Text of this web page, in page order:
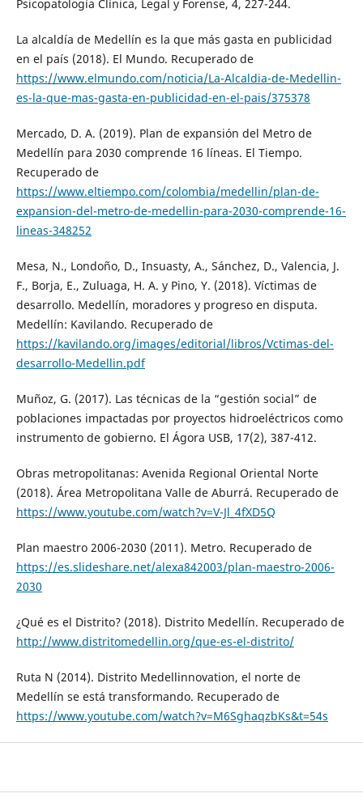
Psicopatología Clínica, Legal y Forense, 4, 227-244.
La alcaldía de Medellín es la que más gasta en publicidad
en el país (2018). El Mundo. Recuperado de
https://www.elmundo.com/noticia/La-Alcaldia-de-Medellin-
es-la-que-mas-gasta-en-publicidad-en-el-pais/375378
Mercado, D. A. (2019). Plan de expansión del Metro de
Medellín para 2030 comprende 16 líneas. El Tiempo.
Recuperado de
https://www.eltiempo.com/colombia/medellin/plan-de-
expansion-del-metro-de-medellin-para-2030-comprende-16-
lineas-348252
Mesa, N., Londoño, D., Insuasty, A., Sánchez, D., Valencia, J.
F., Borja, E., Zuluaga, H. A. y Pino, Y. (2018). Víctimas de
desarrollo. Medellín, moradores y progreso en disputa.
Medellín: Kavilando. Recuperado de
https://kavilando.org/images/editorial/libros/Vctimas-del-
desarrollo-Medellin.pdf
Muñoz, G. (2017). Las técnicas de la “gestión social” de
poblaciones impactadas por proyectos hidroeléctricos como
instrumento de gobierno. El Ágora USB, 17(2), 387-412.
Obras metropolitanas: Avenida Regional Oriental Norte
(2018). Área Metropolitana Valle de Aburrá. Recuperado de
https://www.youtube.com/watch?v=V-Jl_4fXD5Q
Plan maestro 2006-2030 (2011). Metro. Recuperado de
https://es.slideshare.net/alexa842003/plan-maestro-2006-
2030
¿Qué es el Distrito? (2018). Distrito Medellín. Recuperado de
http://www.distritomedellin.org/que-es-el-distrito/
Ruta N (2014). Distrito Medellinnovation, el norte de
Medellín se está transformando. Recuperado de
https://www.youtube.com/watch?v=M6SghaqzbKs&t=54s